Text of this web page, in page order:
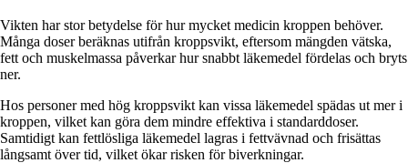
Vikten har stor betydelse för hur mycket medicin kroppen behöver.
Många doser beräknas utifrån kroppsvikt, eftersom mängden vätska,
fett och muskelmassa påverkar hur snabbt läkemedel fördelas och bryts
ner.
Hos personer med hög kroppsvikt kan vissa läkemedel spädas ut mer i
kroppen, vilket kan göra dem mindre effektiva i standarddoser.
Samtidigt kan fettlösliga läkemedel lagras i fettvävnad och frisättas
långsamt över tid, vilket ökar risken för biverkningar.